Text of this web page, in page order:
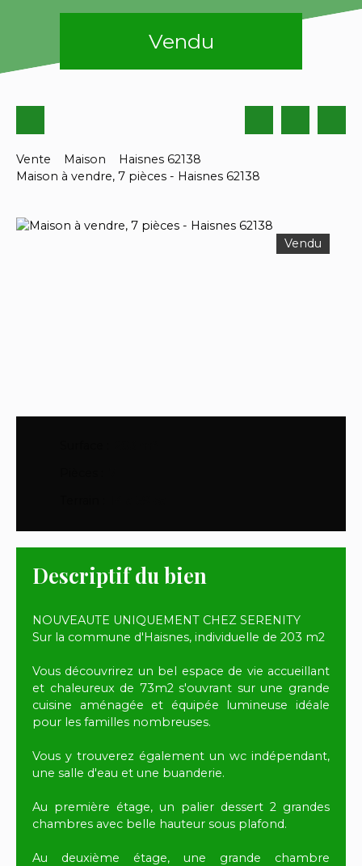
Vendu
Vente Maison
Haisnes 62138
Maison à vendre, 7 pièces - Haisnes 62138
Vendu
Descriptif du bien
NOUVEAUTE UNIQUEMENT CHEZ SERENITY
Sur la commune d'Haisnes, individuelle de 203 m2
Vous découvrirez un bel espace de vie accueillant
et chaleureux de 73m2 s'ouvrant sur une grande
cuisine aménagée et équipée lumineuse idéale
pour les familles nombreuses.
Vous y trouverez également un wc indépendant,
une salle d'eau et une buanderie.
Au première étage, un palier dessert 2 grandes
chambres avec belle hauteur sous plafond.
Au deuxième étage, une grande chambre